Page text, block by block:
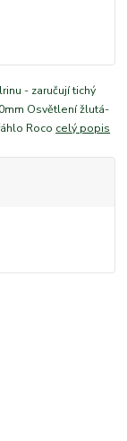
- zaručují tichý
Osvětlení žlutá-
Roco celý popis